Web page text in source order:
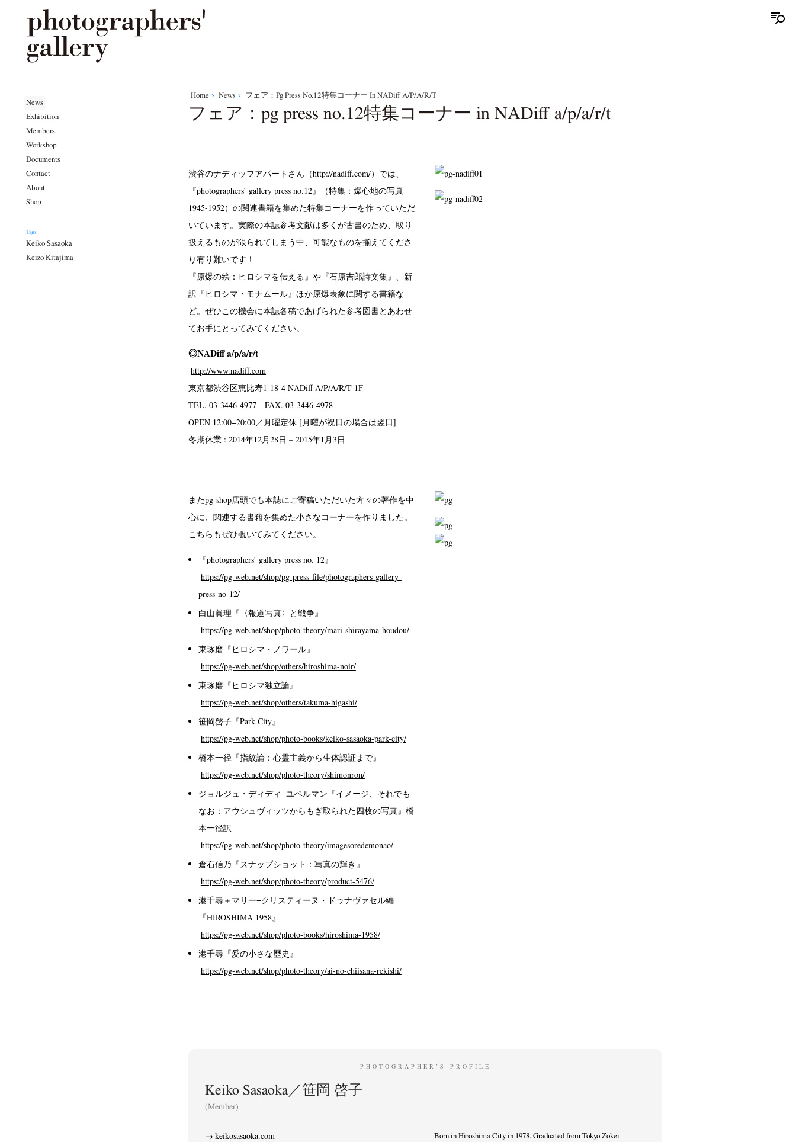
News
Exhibition
Members
Workshop
Documents
Contact
About
Shop
Tags
Keiko Sasaoka
Keizo Kitajima
Home News フェア：pg Press No.12特集コーナー In NADiff A/p/a/r/t
フェア：pg press no.12特集コーナー in NADiff a/p/a/r/t
渋谷のナディッフアパートさん（http://nadiff.com/）では、
『photographers’ gallery press no.12』（特集：爆心地の写真
1945-1952）の関連書籍を集めた特集コーナーを作っていただ
いています。実際の本誌参考文献は多くが古書のため、取り
扱えるものが限られてしまう中、可能なものを揃えてくださ
り有り難いです！
『原爆の絵：ヒロシマを伝える』や『石原吉郎詩文集』、新
訳『ヒロシマ・モナムール』ほか原爆表象に関する書籍な
ど。ぜひこの機会に本誌各稿であげられた参考図書とあわせ
てお手にとってみてください。
◎NADiff a/p/a/r/t
http://www.nadiff.com
東京都渋谷区恵比寿1-18-4 NADiff A/P/A/R/T 1F
TEL. 03-3446-4977 FAX. 03-3446-4978
OPEN 12:00−20:00／月曜定休 [月曜が祝日の場合は翌日]
冬期休業 : 2014年12月28日 – 2015年1月3日
またpg-shop店頭でも本誌にご寄稿いただいた方々の著作を中
心に、関連する書籍を集めた小さなコーナーを作りました。
こちらもぜひ覗いてみてください。
『photographers’ gallery press no. 12』
https://pg-web.net/shop/pg-press-file/photographers-gallery-
press-no-12/
白山眞理『〈報道写真〉と戦争』
https://pg-web.net/shop/photo-theory/mari-shirayama-houdou/
東琢磨『ヒロシマ・ノワール』
https://pg-web.net/shop/others/hiroshima-noir/
東琢磨『ヒロシマ独立論』
https://pg-web.net/shop/others/takuma-higashi/
笹岡啓子『Park City』
https://pg-web.net/shop/photo-books/keiko-sasaoka-park-city/
橋本一径『指紋論：心霊主義から生体認証まで』
https://pg-web.net/shop/photo-theory/shimonron/
ジョルジュ・ディディ=ユベルマン『イメージ、それでも
なお：アウシュヴィッツからもぎ取られた四枚の写真』橋
本一径訳
https://pg-web.net/shop/photo-theory/imagesoredemonao/
倉石信乃『スナップショット：写真の輝き』
https://pg-web.net/shop/photo-theory/product-5476/
港千尋＋マリー=クリスティーヌ・ドゥナヴァセル編
『HIROSHIMA 1958』
https://pg-web.net/shop/photo-books/hiroshima-1958/
港千尋『愛の小さな歴史』
https://pg-web.net/shop/photo-theory/ai-no-chiisana-rekishi/
PHOTOGRAPHER’S PROFILE
Keiko Sasaoka／笹岡 啓子
(Member)
keikosasaoka.com
Born in Hiroshima City in 1978. Graduated from Tokyo Zokei